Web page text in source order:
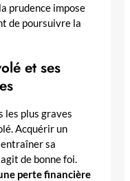
prudence impose
de poursuivre la
et ses
les plus graves
Acquérir un
sa
de bonne foi.
perte financière